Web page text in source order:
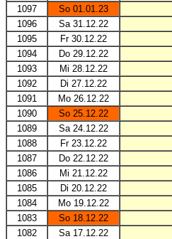
1097
So 01.01.23
1096
Sa 31.12.22
1095
Fr 30.12.22
1094
Do 29.12.22
1093
Mi 28.12.22
1092
Di 27.12.22
1091
Mo 26.12.22
1090
So 25.12.22
1089
Sa 24.12.22
1088
Fr 23.12.22
1087
Do 22.12.22
1086
Mi 21.12.22
1085
Di 20.12.22
1084
Mo 19.12.22
1083
So 18.12.22
1082
Sa 17.12.22